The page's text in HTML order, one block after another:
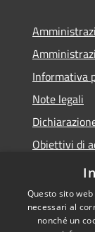
Informativa
Note legali
Obiettivi di
Piano di
Questo sito
necessari al
nonché un